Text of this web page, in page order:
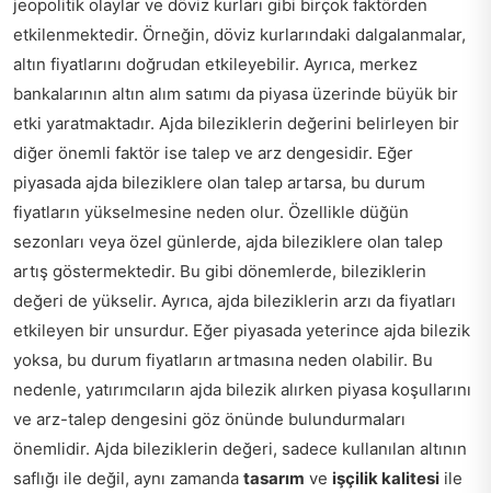
jeopolitik olaylar ve döviz kurları gibi birçok faktörden
etkilenmektedir. Örneğin, döviz kurlarındaki dalgalanmalar,
altın fiyatlarını doğrudan etkileyebilir. Ayrıca, merkez
bankalarının altın alım satımı da piyasa üzerinde büyük bir
etki yaratmaktadır. Ajda bileziklerin değerini belirleyen bir
diğer önemli faktör ise talep ve arz dengesidir. Eğer
piyasada ajda bileziklere olan talep artarsa, bu durum
fiyatların yükselmesine neden olur. Özellikle düğün
sezonları veya özel günlerde, ajda bileziklere olan talep
artış göstermektedir. Bu gibi dönemlerde, bileziklerin
değeri de yükselir. Ayrıca, ajda bileziklerin arzı da fiyatları
etkileyen bir unsurdur. Eğer piyasada yeterince ajda bilezik
yoksa, bu durum fiyatların artmasına neden olabilir. Bu
nedenle, yatırımcıların ajda bilezik alırken piyasa koşullarını
ve arz-talep dengesini göz önünde bulundurmaları
önemlidir. Ajda bileziklerin değeri, sadece kullanılan altının
saflığı ile değil, aynı zamanda tasarım ve işçilik kalitesi ile